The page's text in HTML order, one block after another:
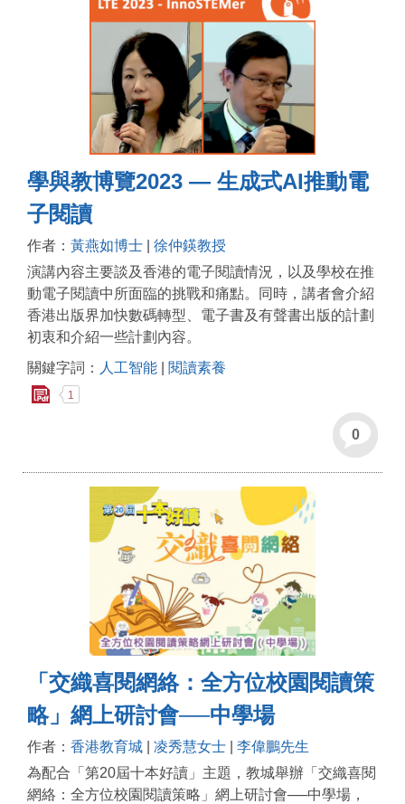
學與教博覽2023 — 生成式AI推動電
子閱讀
作者： 黃燕如博士
徐仲鍈教授
演講內容主要談及香港的電子閱讀情況，以及學校在推
動電子閱讀中所面臨的挑戰和痛點。同時，講者會介紹
香港出版界加快數碼轉型、電子書及有聲書出版的計劃
初衷和介紹一些計劃內容。
關鍵字詞： 人工智能 閱讀素養
1
0
「交織喜閱網絡：全方位校園閱讀策
略」網上研討會──中學場
作者： 香港教育城 凌秀慧女士
李偉鵬先生
為配合「第20屆十本好讀」主題，教城舉辦「交織喜閱
網絡：全方位校園閱讀策略」網上研討會──中學場，